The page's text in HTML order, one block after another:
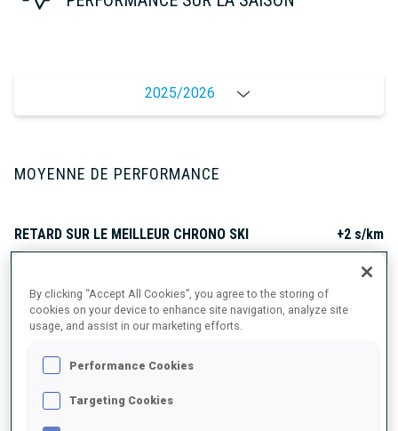
2025/2026
MOYENNE DE PERFORMANCE
RETARD SUR LE MEILLEUR CHRONO SKI +2 s/km
TIR COUCHÉ
By clicking “Accept All Cookies”, you agree to the storing of
cookies on your device to enhance site navigation, analyze site
usage, and assist in our marketing efforts.
Performance Cookies
Targeting Cookies